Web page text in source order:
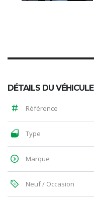
DÉTAILS DU VÉHICULE
Référence
Type
Marque
Neuf / Occasion